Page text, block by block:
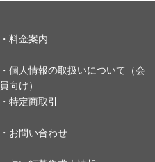
・料金案内
・個人情報の取扱いについて（会
員向け）
・特定商取引
・お問い合わせ